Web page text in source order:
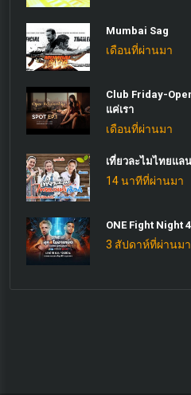
Mumbai Sag
เดือนที่ผ่านมา
Club Friday-
แค่เรา
เดือนที่ผ่านมา
เที่ยวละไมไทยแล
14 นาทีที่ผ่านมา
ONE Fight Night
3 สัปดาห์ที่ผ่านมา